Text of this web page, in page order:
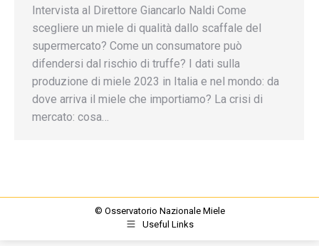
Intervista al Direttore Giancarlo Naldi Come
scegliere un miele di qualità dallo scaffale del
supermercato? Come un consumatore può
difendersi dal rischio di truffe? I dati sulla
produzione di miele 2023 in Italia e nel mondo: da
dove arriva il miele che importiamo? La crisi di
mercato: cosa…
© Osservatorio Nazionale Miele
Useful Links